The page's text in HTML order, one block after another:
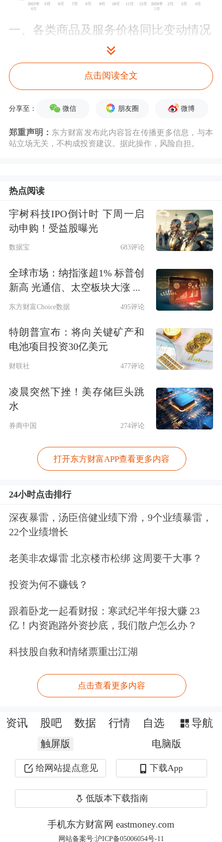
一、各类商品及服务价格同比变动情况
4月份，食品烟酒及在外
比下降0.8%，影响CPI（居民消费价格
0.28个百分点，其中猪肉价格下降
响CPI下降约0.01个百分点；水产品价
格上涨1.3%，影响CPI上涨约0.02个百
其他七大类价格同比六涨一降。其中，
其他用品及服务、交通通信
、医疗保健
价格分别上涨11.0%、4.6%和2.2%，衣
着、生活用品及服务、
文化娱乐价
格分别上涨1.5%、1.4%和1.3%；居住
价格下降0.2%。
二、各类商品及服务价格环比变动情况
4月份，食品烟酒及在外餐饮类价格环
分点。食品中，鲜菜价格下降6.4%，影
分点，其中猪肉价格下降5.7%，影响
降2.3%，影响CPI下降约0.05个百分
点；水产品价格下降1.2%，影响CPI下
降约0.02个百分点；蛋类价格上涨
中，交通通信、教育文化娱乐、医疗保
点击阅读全文
分享至： 微信 朋友圈 微博
郑重声明： 东方财富发布此内容旨在传播更多信息，与本
站立场无关，不构成投资建议。据此操作，风险自担。
热点阅读
宇树科技IPO倒计时 下周一启
动申购！受益股曝光
数据宝 683评论
全球市场：纳指涨超1% 标普创
新高 光通信、太空板块大涨 ...
东方财富Choice数据 495评论
特朗普宣布：将向关键矿产和
电池项目投资30亿美元
财联社 477评论
凌晨突然下挫！美存储巨头跳
水
券商中国 274评论
打开东方财富APP查看更多内容
24小时点击排行
深夜暴雷，汤臣倍健业绩下滑，9个业绩暴雷，
22个业绩增长
老美非农爆雷 北京楼市松绑 这周要干大事？
投资为何不赚钱？
跟着卧龙一起看财报：寒武纪半年报大赚 23
亿！内资跑路外资抄底，我们散户怎么办？
科技股自救和情绪票重岀江湖
点击查看更多内容
资讯 股吧 数据 行情 自选 导航
触屏版 电脑版
给网站提点意见 下载App
低版本下载指南
手机东方财富网 eastmoney.com
网站备案号:沪ICP备05006054号-11